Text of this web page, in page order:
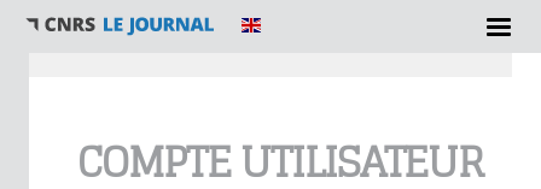
COMPTE UTILISATEUR